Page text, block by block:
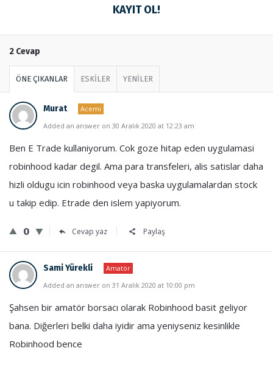
KAYIT OL!
2 Cevap
ÖNE ÇIKANLAR ESKİLER YENİLER
Murat
Acemi
Added an answer on 30 Aralık 2020 at 12:23 am
Ben E Trade kullaniyorum. Cok goze hitap eden uygulamasi
robinhood kadar degil. Ama para transfeleri, alis satislar daha
hizli oldugu icin robinhood veya baska uygulamalardan stock
u takip edip. Etrade den islem yapiyorum.
0 Cevap yaz Paylaş
Sami Yürekli
Amatör
Added an answer on 31 Aralık 2020 at 10:00 pm
Şahsen bir amatör borsacı olarak Robinhood basit geliyor
bana. Diğerleri belki daha iyidir ama yeniyseniz kesinlikle
Robinhood bence